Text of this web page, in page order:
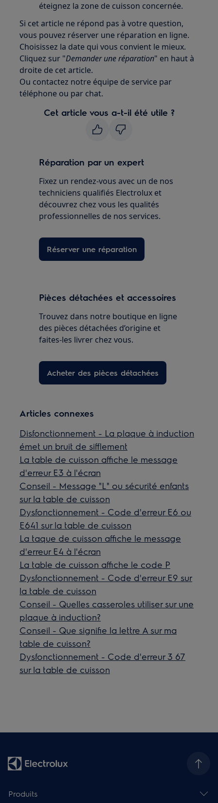
éteignez la zone de cuisson concernée.
Si cet article ne répond pas à votre question,
vous pouvez réserver une réparation en ligne.
Choisissez la date qui vous convient le mieux.
Cliquez sur "Demander une réparation" en haut à
droite de cet article.
Ou contactez notre équipe de service par
téléphone ou par chat.
Cet article vous a-t-il été utile ?
Réparation par un expert
Fixez un rendez-vous avec un de nos
techniciens qualifiés Electrolux et
découvrez chez vous les qualités
professionnelles de nos services.
Réserver une réparation
Pièces détachées et accessoires
Trouvez dans notre boutique en ligne
des pièces détachées d’origine et
faites-les livrer chez vous.
Acheter des pièces détachées
Articles connexes
Disfonctionnement - La plaque à induction
émet un bruit de sifflement
La table de cuisson affiche le message
d'erreur E3 à l'écran
Conseil - Message "L" ou sécurité enfants
sur la table de cuisson
Dysfonctionnement - Code d'erreur E6 ou
E641 sur la table de cuisson
La taque de cuisson affiche le message
d'erreur E4 à l'écran
La table de cuisson affiche le code P
Dysfonctionnement - Code d'erreur E9 sur
la table de cuisson
Conseil - Quelles casseroles utiliser sur une
plaque à induction?
Conseil - Que signifie la lettre A sur ma
table de cuisson?
Dysfonctionnement - Code d'erreur 3 67
sur la table de cuisson
Produits